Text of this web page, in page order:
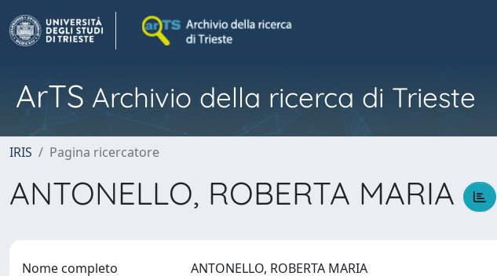
ArTS Archivio della ricerca di Trieste
IRIS Pagina ricercatore
ANTONELLO, ROBERTA MARIA
Nome completo ANTONELLO, ROBERTA MARIA